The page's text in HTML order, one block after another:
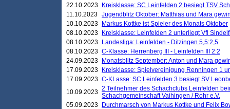
22.10.2023
Kreisklasse: SC Leinfelden 2 besiegt TSV
11.10.2023 Jugendblitz Oktober: Matthias und Mara
10.10.2023
Markus Kottke ist Spieler des Monats Oktober
08.10.2023
Kreisklasse: Leinfelden 2 unterliegt Vfl
08.10.2023
Landesliga: Leinfelden - Ditzingen 5,5:2,5
08.10.2023 C-Klasse: Herrenberg III - Leinfelden III 2:2
24.09.2023
Monatsblitz September: Anton und Mara
17.09.2023
Kreisklasse: Spielvereinigung Renningen 1
17.09.2023 C-KLasse: SC Leinfelden 3 besiegt SV
10.09.2023 2 Teilnehmer des Schachclubs Leinfelden
Schachgemeinschaft Vaihingen / Rohr e.V.
05.09.2023
Durchmarsch von Markus Kottke und Felix